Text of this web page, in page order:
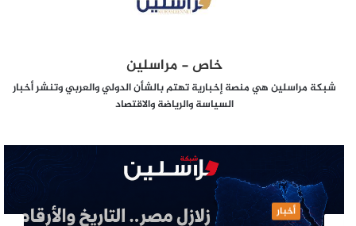
خاص - مراسلين
شبكة مراسلين هي منصة إخبارية تهتم بالشأن الدولي والعربي وتنشر أخبار
السياسة والرياضة والاقتصاد
أخبار